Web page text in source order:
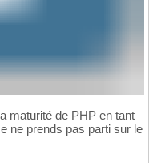
maturité de PHP en tant
ne prends pas parti sur le